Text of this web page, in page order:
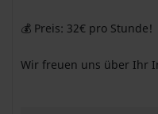
💰 Preis: 32€ pro Stunde!
Wir freuen uns über Ihr